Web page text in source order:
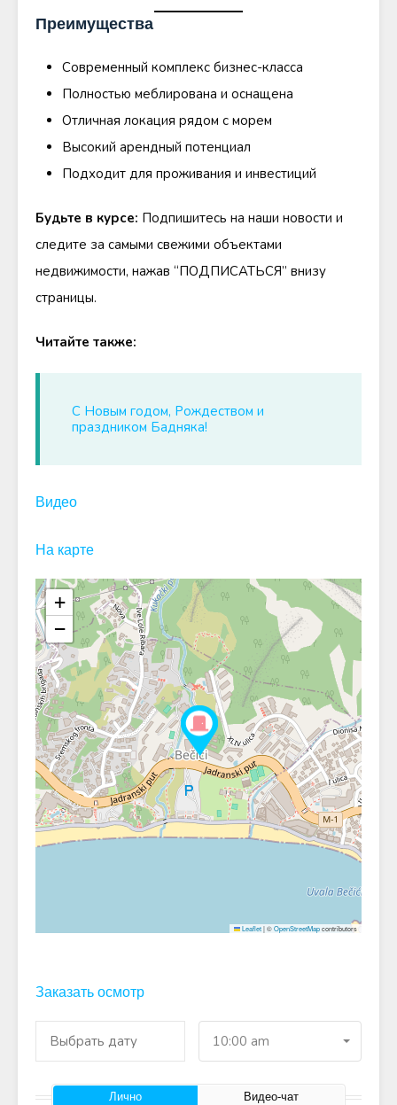
Преимущества
Современный комплекс бизнес-класса
Полностью меблирована и оснащена
Отличная локация рядом с морем
Высокий арендный потенциал
Подходит для проживания и инвестиций
Будьте в курсе: Подпишитесь на наши новости и
следите за самыми свежими объектами
недвижимости, нажав “ПОДПИСАТЬСЯ” внизу
страницы.
Читайте также:
С Новым годом, Рождеством и
праздником Бадняка!
Видео
На карте
+
−
Leaflet|©OpenStreetMapcontributors
Заказать осмотр
10:00 am
Лично Видео-чат